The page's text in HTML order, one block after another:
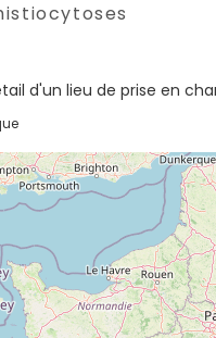
d'un lieu de prise en